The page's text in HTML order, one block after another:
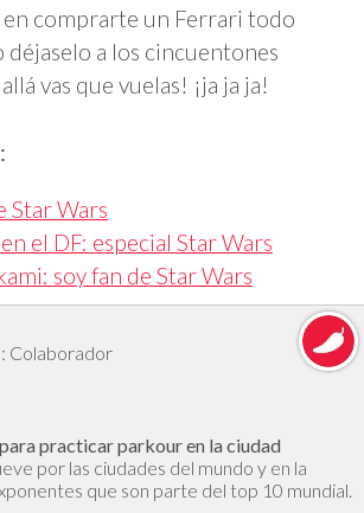
en comprarte un Ferrari todo
déjaselo a los cincuentones
vas que vuelas! ¡ja ja ja!
Star Wars
el DF: especial Star Wars
soy fan de Star Wars
Colaborador
practicar parkour en la ciudad
por las ciudades del mundo y en la
que son parte del top 10 mundial.